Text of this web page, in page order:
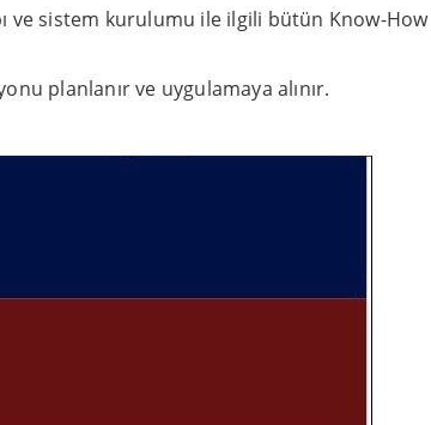
ve sistem kurulumu ile ilgili bütün Know-How
planlanır ve uygulamaya alınır.